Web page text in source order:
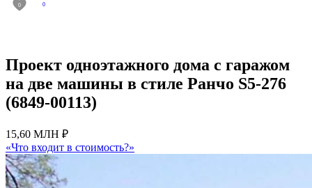
0 0
Проект одноэтажного дома с гаражом
на две машины в стиле Ранчо S5-276
(6849-00113)
15,60 МЛН ₽
«Что входит в стоимость?»